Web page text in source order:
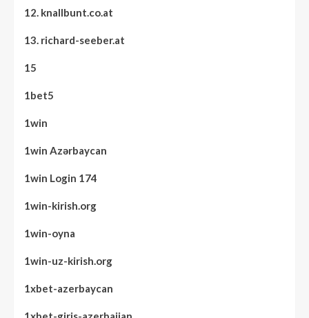
12. knallbunt.co.at
13. richard-seeber.at
15
1bet5
1win
1win Azərbaycan
1win Login 174
1win-kirish.org
1win-oyna
1win-uz-kirish.org
1xbet-azerbaycan